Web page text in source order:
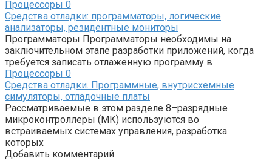
Процессоры 0
Средства отладки: программаторы, логические
анализаторы, резидентные мониторы
Программаторы Программаторы необходимы на
заключительном этапе разработки приложений, когда
требуется записать отлаженную программу в
Процессоры 0
Средства отладки. Программные, внутрисхемные
симуляторы, отладочные платы
Рассматриваемые в этом разделе 8–разрядные
микроконтроллеры (МК) ис­пользуются во
встраиваемых системах управления, разработка
которых
Добавить комментарий